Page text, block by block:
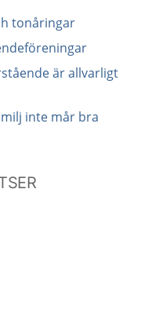
tonåringar
är allvarligt
inte mår bra